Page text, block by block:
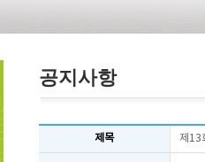
공지사항
제목 제13